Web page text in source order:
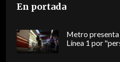
En portada
Metro presenta
Línea 1 por